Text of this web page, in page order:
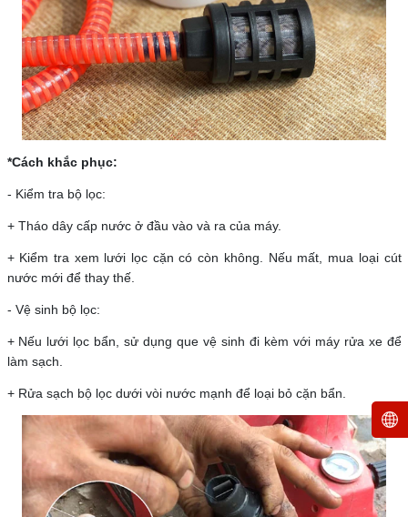
*Cách khắc phục:
- Kiểm tra bộ lọc:
+ Tháo dây cấp nước ở đầu vào và ra của máy.
+ Kiểm tra xem lưới lọc cặn có còn không. Nếu mất, mua loại cút
nước mới để thay thế.
- Vệ sinh bộ lọc:
+ Nếu lưới lọc bẩn, sử dụng que vệ sinh đi kèm với máy rửa xe để
làm sạch.
+ Rửa sạch bộ lọc dưới vòi nước mạnh để loại bỏ cặn bẩn.